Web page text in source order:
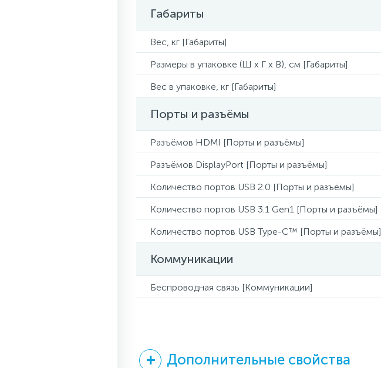
Габариты
Вес, кг [Габариты]
Размеры в упаковке (Ш x Г x В), см [Габариты]
Вес в упаковке, кг [Габариты]
Порты и разъёмы
Разъёмов HDMI [Порты и разъёмы]
Разъёмов DisplayPort [Порты и разъёмы]
Количество портов USB 2.0 [Порты и разъёмы]
Количество портов USB 3.1 Gen1 [Порты и разъёмы]
Количество портов USB Type-C™ [Порты и разъёмы]
Коммуникации
Беспроводная связь [Коммуникации]
Дополнительные свойства